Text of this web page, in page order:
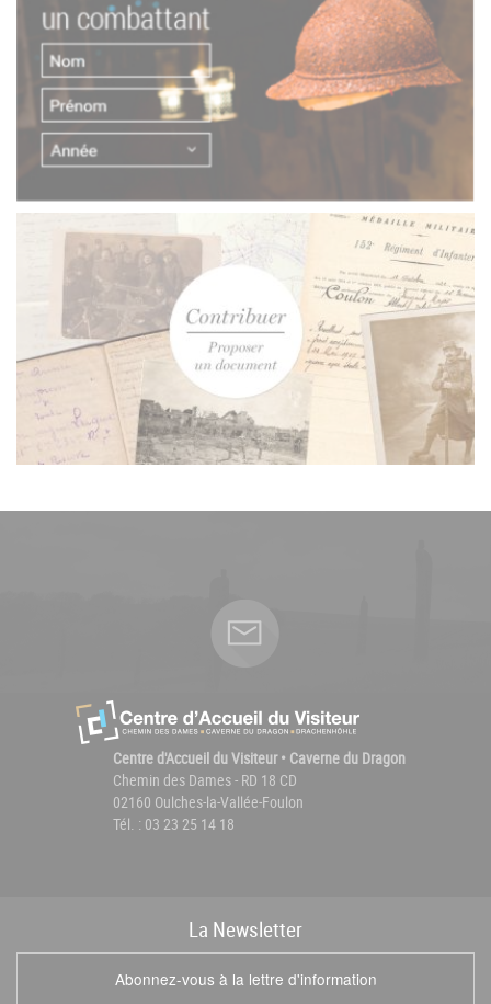
Centre d'Accueil du Visiteur • Caverne du Dragon
Chemin des Dames - RD 18 CD
02160 Oulches-la-Vallée-Foulon
Tél. : 03 23 25 14 18
La Newsletter
Abonnez-vous à la lettre d'information